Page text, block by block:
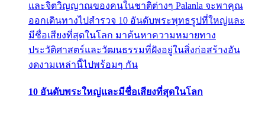
และจิตวิญญาณของคนในชาติต่างๆ Palanla จะพาคุณ
ออกเดินทางไปสำรวจ 10 อันดับพระพุทธรูปที่ใหญ่และ
มีชื่อเสียงที่สุดในโลก มาค้นหาความหมายทาง
ประวัติศาสตร์และวัฒนธรรมที่ฝังอยู่ในสิ่งก่อสร้างอัน
งดงามเหล่านี้ไปพร้อมๆ กัน
10 อันดับพระใหญ่และมีชื่อเสียงที่สุดในโลก